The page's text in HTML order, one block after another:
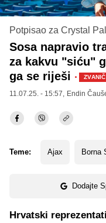
Potpisao za Crystal
Sosa napravio
za kakvu "siću"
ga se riješi ·
11.07.25. - 15:57, Endin
Teme: Ajax Borna
Dodajte
Hrvatski